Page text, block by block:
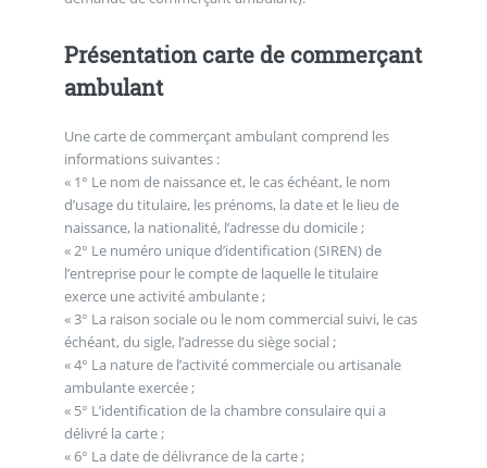
Présentation carte de commerçant
ambulant
Une carte de commerçant ambulant comprend les
informations suivantes :
« 1° Le nom de naissance et, le cas échéant, le nom
d’usage du titulaire, les prénoms, la date et le lieu de
naissance, la nationalité, l’adresse du domicile ;
« 2° Le numéro unique d’identification (SIREN) de
l’entreprise pour le compte de laquelle le titulaire
exerce une activité ambulante ;
« 3° La raison sociale ou le nom commercial suivi, le cas
échéant, du sigle, l’adresse du siège social ;
« 4° La nature de l’activité commerciale ou artisanale
ambulante exercée ;
« 5° L’identification de la chambre consulaire qui a
délivré la carte ;
« 6° La date de délivrance de la carte ;